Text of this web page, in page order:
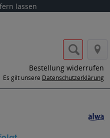
lassen
Bestellung widerrufen
Es gilt unsere Datenschutzerklärung